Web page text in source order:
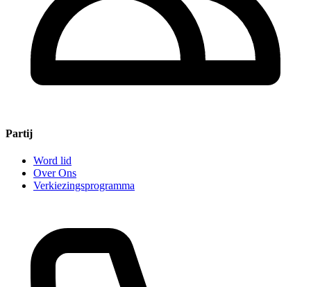
Partij
Word lid
Over Ons
Verkiezingsprogramma